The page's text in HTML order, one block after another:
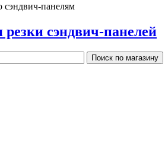
сэндвич-панелям
сэндвич-панелей